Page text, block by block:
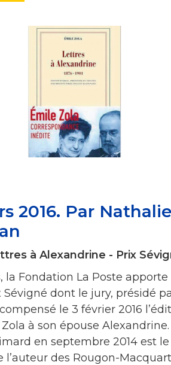
2016. Par
à Alexandrine - Prix
la Fondation La Poste apporte
dont le jury, présidé
le 3 février 2016
Zola à son épouse
en septembre 2014 est
des Rougon-